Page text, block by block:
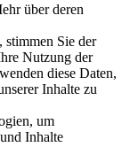
über deren
stimmen Sie der
Nutzung der
diese Daten,
Inhalte zu
um
Inhalte